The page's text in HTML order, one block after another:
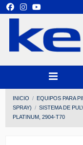
INICIO EQUIPOS PARA
SPRAY)
SISTEMA DE
PLATINUM, 2904-T70